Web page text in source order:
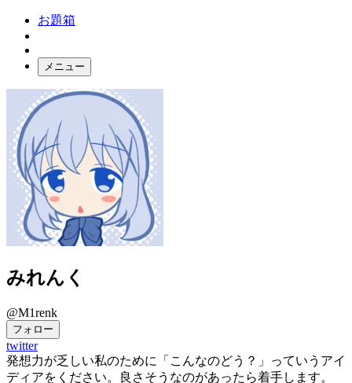
お題箱
メニュー
お題ガチャ
ログイン
みれんく
@M1renk
フォロー
twitter
発想力が乏しい私のために「こんなのどう？」っていうアイ
ディアをください。良さそうなのがあったら着手します。